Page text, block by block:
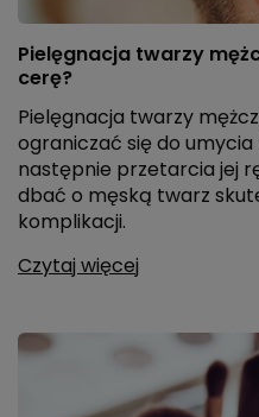
Pielęgnacja twarzy
cerę?
Pielęgnacja twarzy
ograniczać się do
następnie przetarcia jej
dbać o męską twarz
komplikacji.
Czytaj więcej